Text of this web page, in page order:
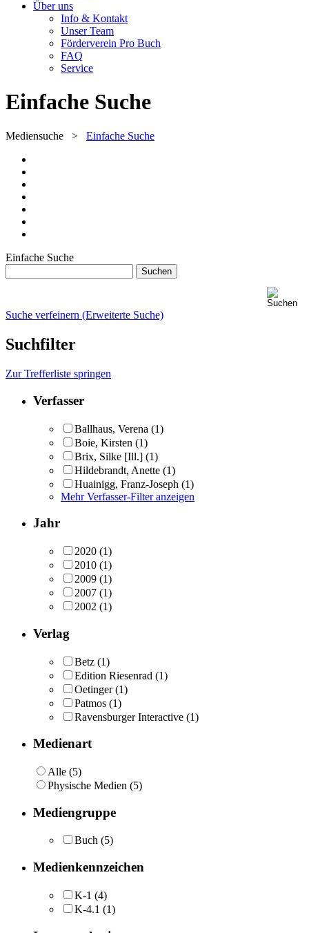
Über uns
Info & Kontakt
Unser Team
Förderverein Pro Buch
FAQ
Service
Einfache Suche
Mediensuche > Einfache Suche
Einfache Suche
Suche verfeinern (Erweiterte Suche)
Suchfilter
Zur Trefferliste springen
Verfasser
Ballhaus, Verena (1)
Boie, Kirsten (1)
Brix, Silke [Ill.] (1)
Hildebrandt, Anette (1)
Huainigg, Franz-Joseph (1)
Mehr Verfasser-Filter anzeigen
Jahr
2020 (1)
2010 (1)
2009 (1)
2007 (1)
2002 (1)
Verlag
Betz (1)
Edition Riesenrad (1)
Oetinger (1)
Patmos (1)
Ravensburger Interactive (1)
Medienart
Alle (5)
Physische Medien (5)
Mediengruppe
Buch (5)
Medienkennzeichen
K-1 (4)
K-4.1 (1)